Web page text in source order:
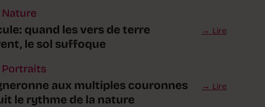
Nature
quand les vers de terre
le sol suffoque
Lire
Portraits
aux multiples couronnes
le rythme de la nature
Lire